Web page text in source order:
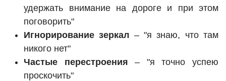
удержать внимание на дороге и при этом
поговорить"
Игнорирование зеркал – "я знаю, что там
никого нет"
Частые перестроения – "я точно успею
проскочить"